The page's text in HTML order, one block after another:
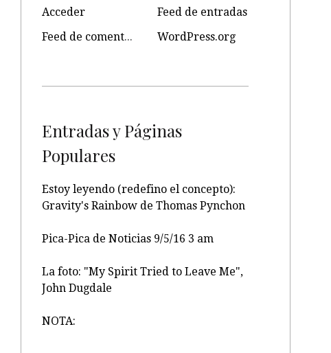
Acceder
Feed de entradas
Feed de comentarios
WordPress.org
Entradas y Páginas
Populares
Estoy leyendo (redefino el concepto):
Gravity's Rainbow de Thomas Pynchon
Pica-Pica de Noticias 9/5/16 3 am
La foto: "My Spirit Tried to Leave Me",
John Dugdale
NOTA: